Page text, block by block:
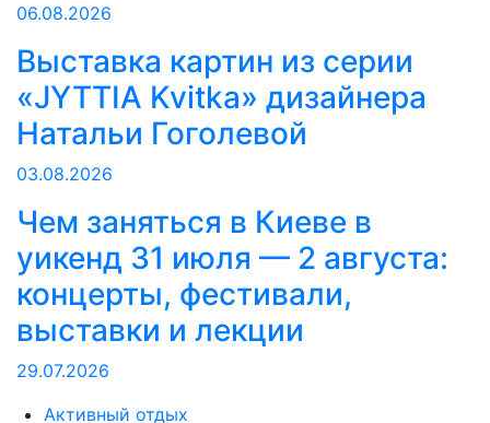
06.08.2026
Выставка картин из серии
«JYTTIA Kvitka» дизайнера
Натальи Гоголевой
03.08.2026
Чем заняться в Киеве в
уикенд 31 июля — 2 августа:
концерты, фестивали,
выставки и лекции
29.07.2026
Активный отдых